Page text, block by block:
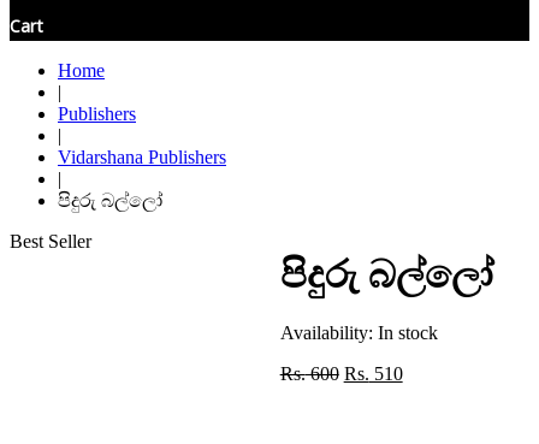
Cart
Home
|
Publishers
|
Vidarshana Publishers
|
පිදුරු බල්ලෝ
Best Seller
පිදුරු බල්ලෝ
Availability: In stock
Rs.600 Original
Rs. 510Current